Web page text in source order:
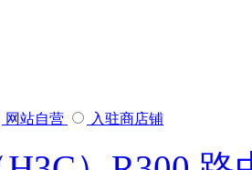
网站自营 入驻商店铺